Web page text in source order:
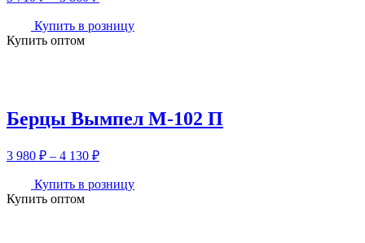
3
Купить в розницу
Купить оптом
Берцы Вымпел М-102 П
3 980 ₽ – 4 130 ₽Диапазон
3
Купить в розницу
Купить оптом